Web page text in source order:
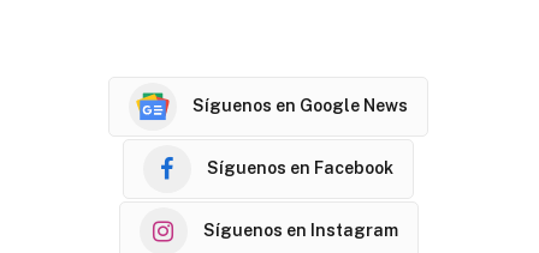
Síguenos en Google News
Síguenos en Facebook
Síguenos en Instagram